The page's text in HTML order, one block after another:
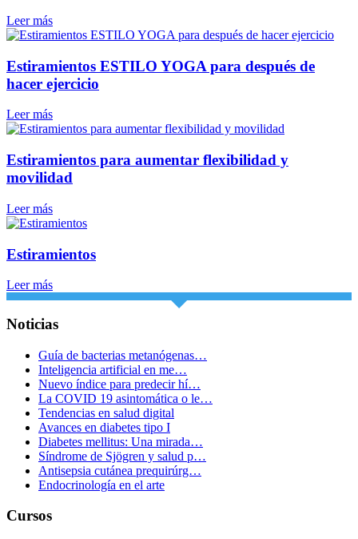
Leer más
Estiramientos ESTILO YOGA para después de
hacer ejercicio
Leer más
Estiramientos para aumentar flexibilidad y
movilidad
Leer más
Estiramientos
Leer más
Noticias
Guía de bacterias metanógenas…
Inteligencia artificial en me…
Nuevo índice para predecir hí…
La COVID 19 asintomática o le…
Tendencias en salud digital
Avances en diabetes tipo I
Diabetes mellitus: Una mirada…
Síndrome de Sjögren y salud p…
Antisepsia cutánea prequirúrg…
Endocrinología en el arte
Cursos